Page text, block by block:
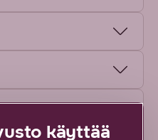
käyttää